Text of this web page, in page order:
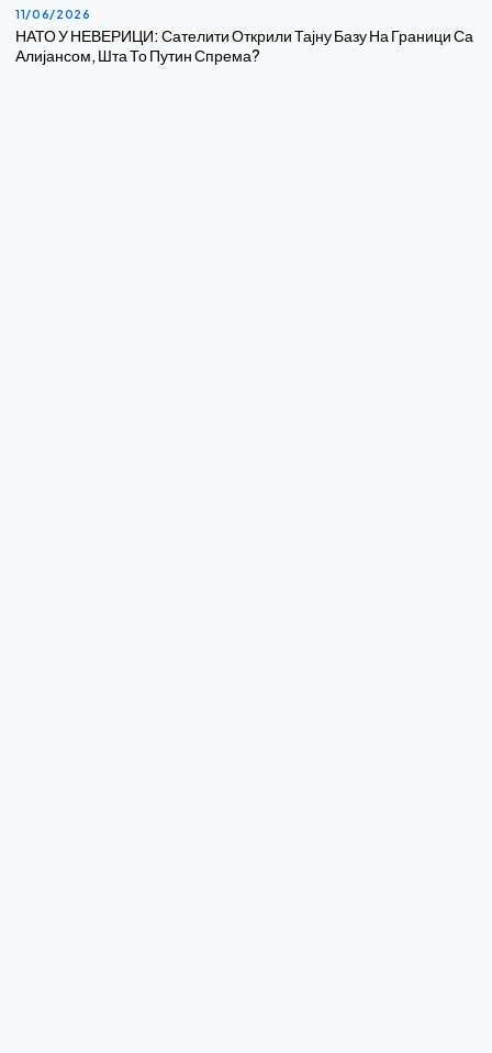
11/06/2026
НАТО У НЕВЕРИЦИ: Сателити Открили Тајну Базу На Граници Са
Алијансом, Шта То Путин Спрема?